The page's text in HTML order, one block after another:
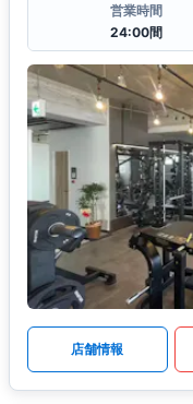
営業時間
24:00間
店舗情報